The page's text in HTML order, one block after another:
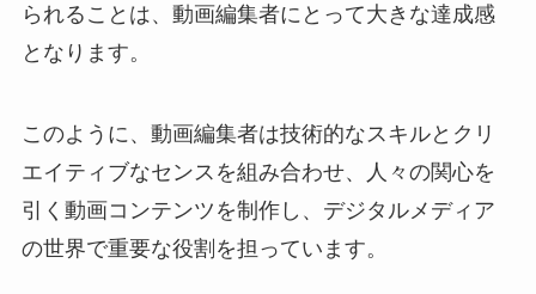
られることは、動画編集者にとって大きな達成感
となります。
このように、動画編集者は技術的なスキルとクリ
エイティブなセンスを組み合わせ、人々の関心を
引く動画コンテンツを制作し、デジタルメディア
の世界で重要な役割を担っています。